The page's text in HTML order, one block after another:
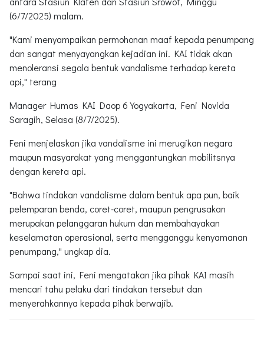
(6/7/2025) malam.
"Kami menyampaikan permohonan maaf kepada penumpang
dan sangat menyayangkan kejadian ini. KAI tidak akan
menoleransi segala bentuk vandalisme terhadap kereta
api," terang
Manager Humas KAI Daop 6 Yogyakarta, Feni Novida
Saragih, Selasa (8/7/2025).
Feni menjelaskan jika vandalisme ini merugikan negara
maupun masyarakat yang menggantungkan mobilitsnya
dengan kereta api.
"Bahwa tindakan vandalisme dalam bentuk apa pun, baik
pelemparan benda, coret-coret, maupun pengrusakan
merupakan pelanggaran hukum dan membahayakan
keselamatan operasional, serta mengganggu kenyamanan
penumpang," ungkap dia.
Sampai saat ini, Feni mengatakan jika pihak KAI masih
mencari tahu pelaku dari tindakan tersebut dan
menyerahkannya kepada pihak berwajib.